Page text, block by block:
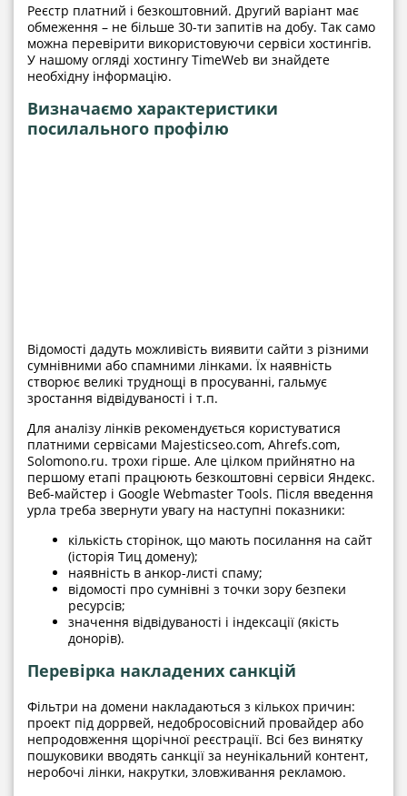
Реєстр платний і безкоштовний. Другий варіант має
обмеження – не більше 30-ти запитів на добу. Так само
можна перевірити використовуючи сервіси хостингів.
У нашому огляді хостингу TimeWeb ви знайдете
необхідну інформацію.
Визначаємо характеристики
посилального профілю
Відомості дадуть можливість виявити сайти з різними
сумнівними або спамними лінками. Їх наявність
створює великі труднощі в просуванні, гальмує
зростання відвідуваності і т.п.
Для аналізу лінків рекомендується користуватися
платними сервісами Majesticseo.com, Ahrefs.com,
Solomono.ru. трохи гірше. Але цілком прийнятно на
першому етапі працюють безкоштовні сервіси Яндекс.
Веб-майстер і Google Webmaster Tools. Після введення
урла треба звернути увагу на наступні показники:
кількість сторінок, що мають посилання на сайт
(історія Тиц домену);
наявність в анкор-листі спаму;
відомості про сумнівні з точки зору безпеки
ресурсів;
значення відвідуваності і індексації (якість
донорів).
Перевірка накладених санкцій
Фільтри на домени накладаються з кількох причин:
проект під доррвей, недобросовісний провайдер або
непродовження щорічної реєстрації. Всі без винятку
пошуковики вводять санкції за неунікальний контент,
неробочі лінки, накрутки, зловживання рекламою.